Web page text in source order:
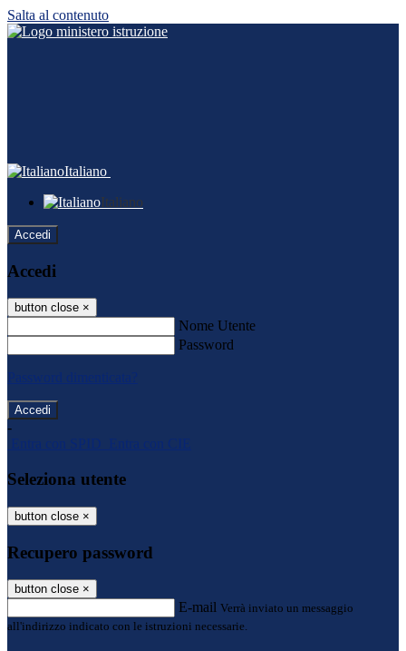
Salta al contenuto
Italiano
Italiano
Accedi
Accedi
button close ×
Nome Utente
Password
Password dimenticata?
-
Entra con SPID
Entra con CIE
Seleziona utente
button close ×
Recupero password
button close ×
E-mail Verrà inviato un messaggio
all'indirizzo indicato con le istruzioni necessarie.